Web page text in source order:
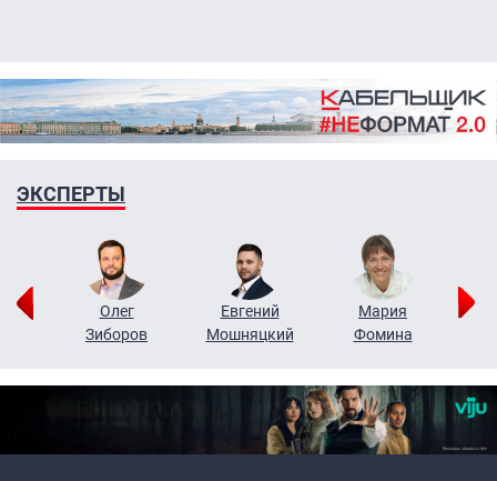
ЭКСПЕРТЫ
Олег
Зиборов
Евгений
Мошняцкий
Мария
Фомина